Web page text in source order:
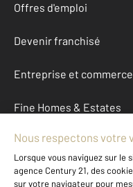
Offres d'emploi
Devenir franchisé
Entreprise et commerce
Fine Homes & Estates
À propos
International